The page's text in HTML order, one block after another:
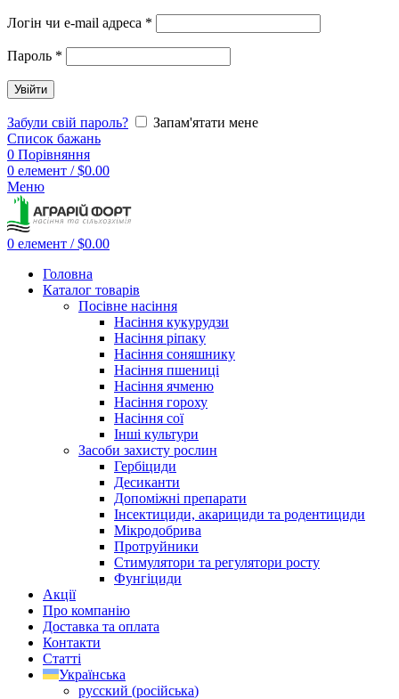
Логін чи e-mail адреса *
Пароль *
Увійти
Забули свій пароль?
Запам'ятати мене
Список бажань
0 Порівняння
0 елемент / $0.00
Меню
0 елемент / $0.00
Головна
Каталог товарів
Посівне насіння
Насіння кукурудзи
Насіння ріпаку
Насіння соняшнику
Насіння пшениці
Насіння ячменю
Насіння гороху
Насіння сої
Інші культури
Засоби захисту рослин
Гербіциди
Десиканти
Допоміжні препарати
Інсектициди, акарициди та родентициди
Мікродобрива
Протруйники
Стимулятори та регулятори росту
Фунгіциди
Акції
Про компанію
Доставка та оплата
Контакти
Статті
Українська
русский (російська)